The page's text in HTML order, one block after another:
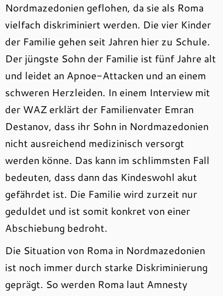
Nordmazedonien geflohen, da sie als Roma
vielfach diskriminiert werden. Die vier Kinder
der Familie gehen seit Jahren hier zu Schule.
Der jüngste Sohn der Familie ist fünf Jahre alt
und leidet an Apnoe-Attacken und an einem
schweren Herzleiden. In einem Interview mit
der WAZ erklärt der Familienvater Emran
Destanov, dass ihr Sohn in Nordmazedonien
nicht ausreichend medizinisch versorgt
werden könne. Das kann im schlimmsten Fall
bedeuten, dass dann das Kindeswohl akut
gefährdet ist. Die Familie wird zurzeit nur
geduldet und ist somit konkret von einer
Abschiebung bedroht.
Die Situation von Roma in Nordmazedonien
ist noch immer durch starke Diskriminierung
geprägt. So werden Roma laut Amnesty